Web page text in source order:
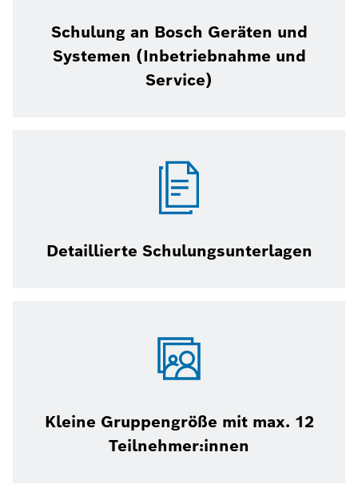
Schulung an Bosch Geräten und
Systemen (Inbetriebnahme und
Service)
Detaillierte Schulungsunterlagen
Kleine Gruppengröße mit max. 12
Teilnehmer:innen